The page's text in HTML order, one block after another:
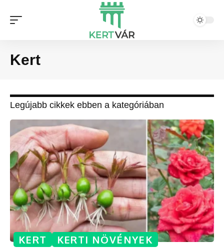
Kert
Legújabb cikkek ebben a kategóriában
KERT KERTI NÖVÉNYEK